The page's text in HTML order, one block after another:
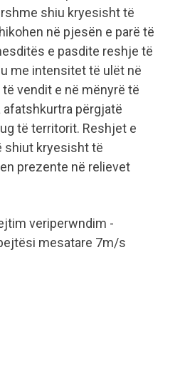
shiu kryesisht të
në pjesën e parë të
e pasdite reshje të
me intensitet të ulët në
vendit e në mënyrë të
afatshkurtra përgjatë
të territorit. Reshjet e
shiut kryesisht të
prezente në relievet
veriperwndim -
mesatare 7m/s